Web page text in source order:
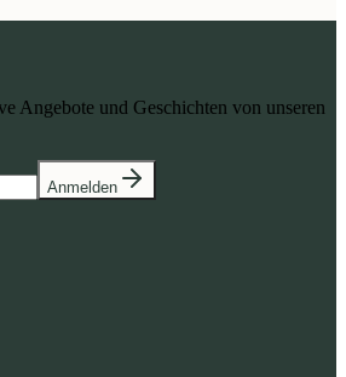
Angebote und Geschichten von unseren
Anmelden